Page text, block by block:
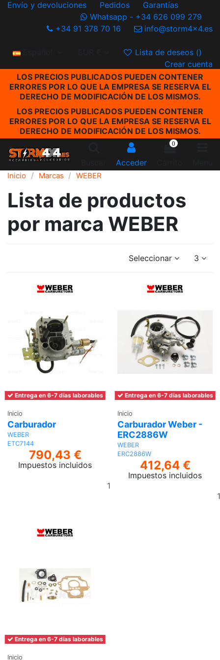
Envío y devoluciones Pedidos
Garantías
Whatsapp - +34 626 099 279
+34 91 378 70 16
info@storm4x4.es
Español Lista de deseos ()
Crear cuenta
LOS PRECIOS PUBLICADOS PUEDEN CONTENER
ERRORES POR LO QUE LA EMPRESA SE RESERVA EL
DERECHO DE MODIFICACIÓN DE LOS MISMOS.
LOS PRECIOS PUBLICADOS PUEDEN CONTENER
ERRORES POR LO QUE LA EMPRESA SE RESERVA EL
DERECHO DE MODIFICACIÓN DE LOS MISMOS.
Acceder
0
Inicio Marcas WEBER
Lista de productos
por marca WEBER
Seleccionar 3
Entrega en 6-7 días laborables
Inicio
Carburador
WEBER
ETC7144
790,43 €
Impuestos incluidos
Añadir
Entrega en 6-7 días laborables
Inicio
Carburador Weber -
ERC2886W
WEBER
ERC2886W
412,64 €
Impuestos incluidos
Entrega en 6-7 días laborables
Inicio